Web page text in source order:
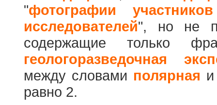
"фотографии
исследователей", но не
содержащие только
геологоразведочная
между словами полярная
равно 2.